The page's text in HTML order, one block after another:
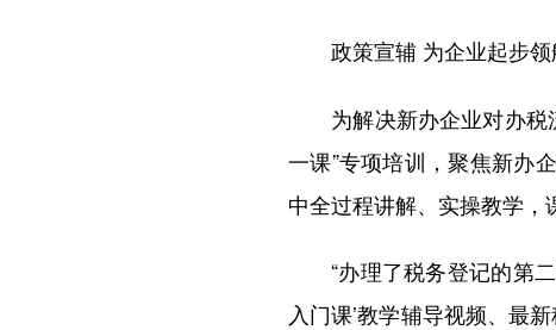
政策宣辅 为企业起步领
为解决新办企业对办税
一课”专项培训，聚焦新办
中全过程讲解、实操教学，
“办理了税务登记的第二
入门课’教学辅导视频、最